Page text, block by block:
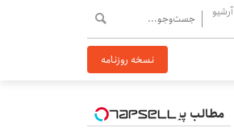
آرشیو
نسخه روزنامه
مطالب پیشنهادی